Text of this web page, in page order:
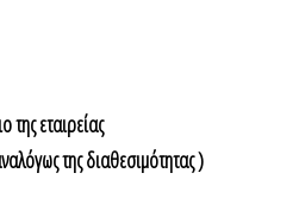
της εταιρείας
της διαθεσιμότητας )